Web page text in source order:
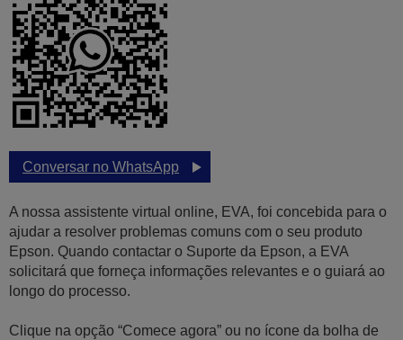
Conversar no WhatsApp
A nossa assistente virtual online, EVA, foi concebida para o
ajudar a resolver problemas comuns com o seu produto
Epson. Quando contactar o Suporte da Epson, a EVA
solicitará que forneça informações relevantes e o guiará ao
longo do processo.
Clique na opção “Comece agora” ou no ícone da bolha de